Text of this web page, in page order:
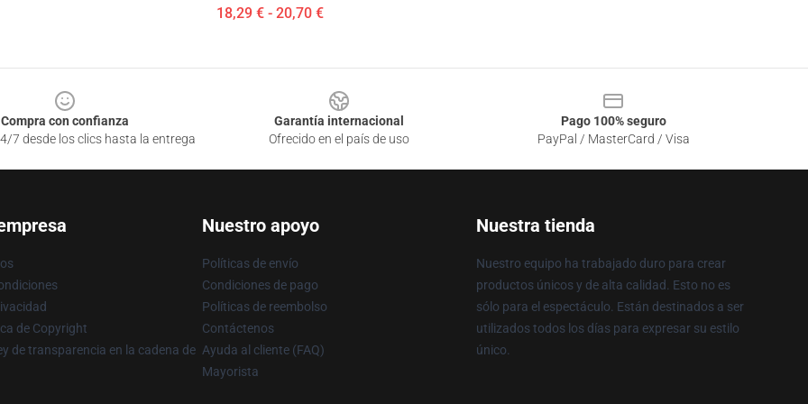
18,29 € - 20,70 €
Compra con confianza
7 desde los clics hasta la entrega
Garantía internacional
Ofrecido en el país de uso
Pago 100% seguro
PayPal / MasterCard / Visa
de Copyright
de transparencia en la cadena de
Nuestro apoyo
Políticas de envío
Condiciones de pago
Políticas de reembolso
Contáctenos
Ayuda al cliente (FAQ)
Mayorista
Nuestra tienda
Nuestro equipo ha trabajado duro para crear
productos únicos y de alta calidad. Esto no es
sólo para el espectáculo. Están destinados a ser
utilizados todos los días para expresar su estilo
único.